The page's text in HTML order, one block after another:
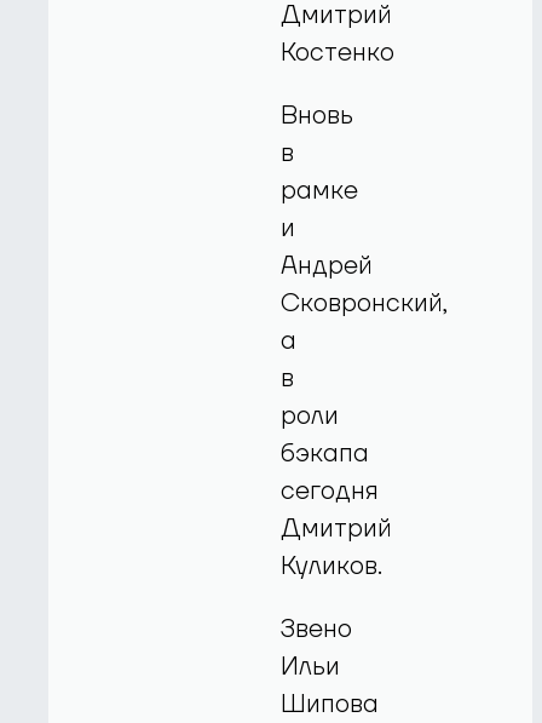
Дмитрий
Костенко
Вновь
в
рамке
и
Андрей
Сковронский,
а
в
роли
бэкапа
сегодня
Дмитрий
Куликов.
Звено
Ильи
Шипова